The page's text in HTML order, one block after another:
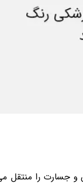
را منتقل